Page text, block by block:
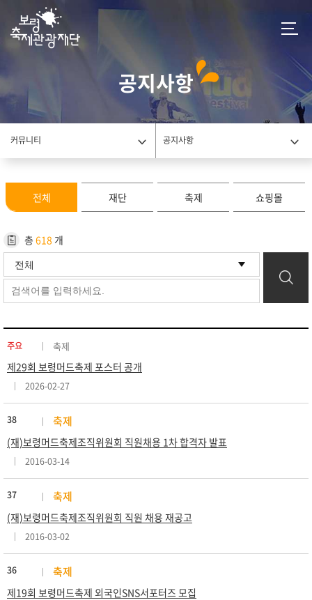
공지사항
커뮤니티 공지사항
전체 재단 축제 쇼핑몰
총 618 개
주요 축제
제29회 보령머드축제 포스터 공개
2026-02-27
38 축제
(재)보령머드축제조직위원회 직원채용 1차 합격자 발표
2016-03-14
37 축제
(재)보령머드축제조직위원회 직원 채용 재공고
2016-03-02
36 축제
제19회 보령머드축제 외국인SNS서포터즈 모집